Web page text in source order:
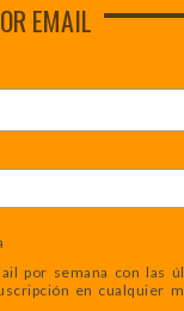
EMAIL
por semana con las
en cualquier